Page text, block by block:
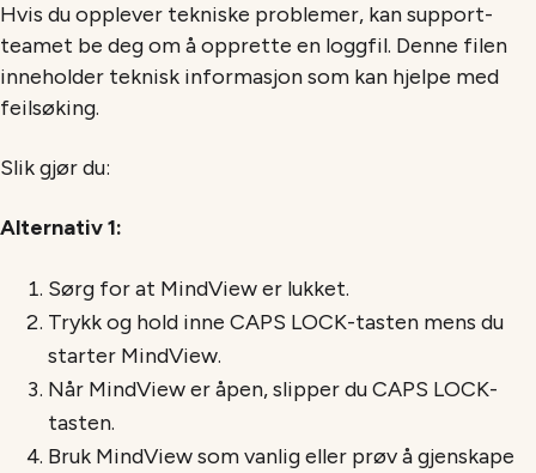
Hvis du opplever tekniske problemer, kan support-
teamet be deg om å opprette en loggfil. Denne filen
inneholder teknisk informasjon som kan hjelpe med
feilsøking.
Slik gjør du:
Alternativ 1:
Sørg for at MindView er lukket.
Trykk og hold inne CAPS LOCK-tasten mens du
starter MindView.
Når MindView er åpen, slipper du CAPS LOCK-
tasten.
Bruk MindView som vanlig eller prøv å gjenskape